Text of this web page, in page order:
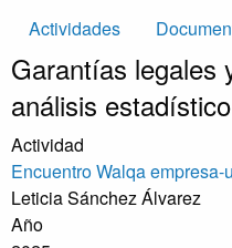
Actividades
Garantías legales
análisis
Actividad
Encuentro Walqa
Leticia Sánchez Álvarez
Año